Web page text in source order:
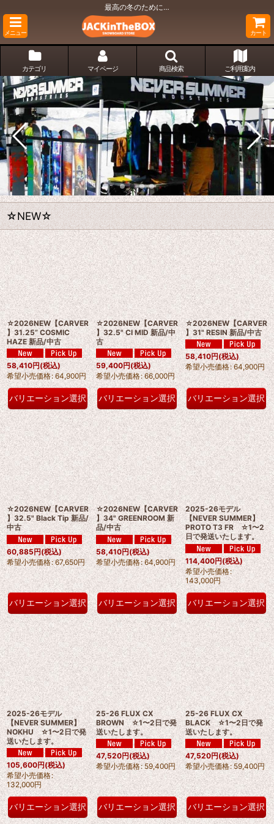
最高の冬のために…
メニュー カート
カテゴリ マイページ 商品検索 ご利用案内
☆NEW☆
☆2026NEW【CARVER
】31.25” COSMIC
HAZE 新品/中古
58,410円(税込)
希望小売価格: 64,900円
バリエーション選択
☆2026NEW【CARVER
】32.5" CI MID 新品/中
古
59,400円(税込)
希望小売価格: 66,000円
バリエーション選択
☆2026NEW【CARVER
】31" RESIN 新品/中古
58,410円(税込)
希望小売価格: 64,900円
バリエーション選択
☆2026NEW【CARVER
】32.5" Black Tip 新品/
中古
60,885円(税込)
希望小売価格: 67,650円
バリエーション選択
☆2026NEW【CARVER
】34" GREENROOM 新
品/中古
58,410円(税込)
希望小売価格: 64,900円
バリエーション選択
2025-26モデル
【NEVER SUMMER】
PROTO T3 FR ☆1〜2
日で発送いたします。
114,400円(税込)
希望小売価格:
143,000円
バリエーション選択
2025-26モデル
【NEVER SUMMER】
NOKHU ☆1〜2日で発
送いたします。
105,600円(税込)
希望小売価格:
132,000円
バリエーション選択
25-26 FLUX CX
BROWN ☆1〜2日で発
送いたします。
47,520円(税込)
希望小売価格: 59,400円
バリエーション選択
25-26 FLUX CX
BLACK ☆1〜2日で発
送いたします。
47,520円(税込)
希望小売価格: 59,400円
バリエーション選択